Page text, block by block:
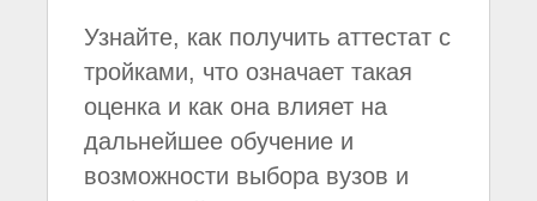
Узнайте, как получить аттестат с
тройками, что означает такая
оценка и как она влияет на
дальнейшее обучение и
возможности выбора вузов и